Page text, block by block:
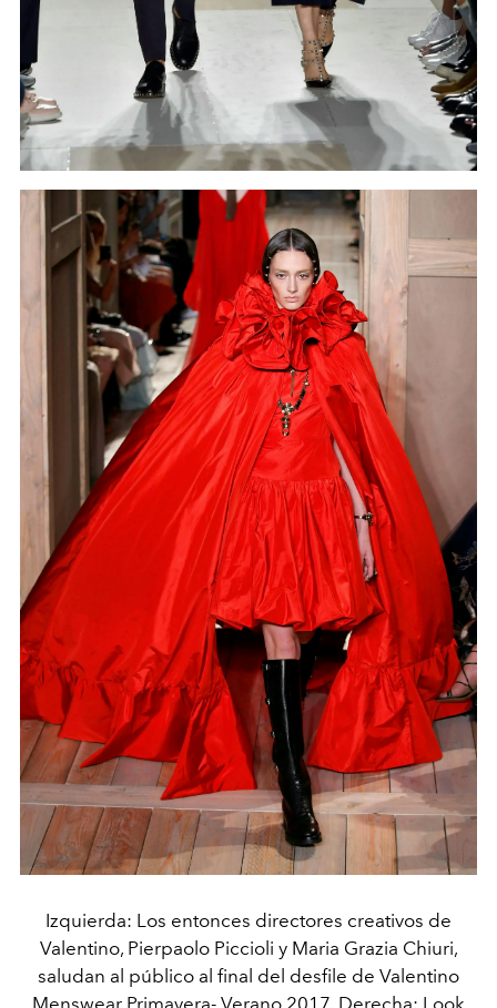
Izquierda: Los entonces directores creativos de
Valentino, Pierpaolo Piccioli y Maria Grazia Chiuri,
saludan al público al final del desfile de Valentino